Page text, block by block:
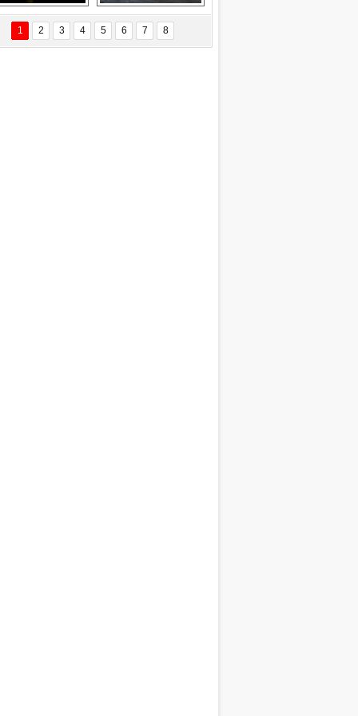
ÖZYANIK
Değişti?
Delta uçağına
yıldırım çarptı
Ford Focus RS
(2015)
1 2 3 4 5 6 7 8